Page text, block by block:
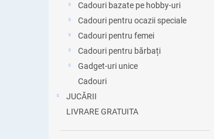
Cadouri bazate pe hobby-uri
Cadouri pentru ocazii speciale
Cadouri pentru femei
Cadouri pentru bărbați
Gadget-uri unice
Cadouri
JUCĂRII
LIVRARE GRATUITA